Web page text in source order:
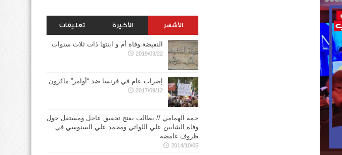
الأشهر الأخيرة تعليقات
النفيضة:وفاة أم و ابنتها ذات ثلاث سنوات
2019/03/22
إضراب عام في فرنسا ضد “أوامر” ماكرون
2017/09/12
حمه الهمامي // يطالب بفتح تحقيق عاجل ومستقل حول
وفاة الشابين علي اللواتي ومحمد علي السنوسي في
ظروف غامضة
2014/10/05